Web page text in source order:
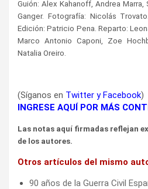
Guión: Alex Kahanoff, Andrea
Ganger. Fotografía: Nicolás
Edición: Patricio Pena. Reparto:
Marco Antonio Caponi, Zoe
Natalia Oreiro.
(Síganos en Twitter yFacebook)
INGRESE AQUÍ POR MÁS
Las notas aquí firmadas reflejan
de los autores.
Otros artículos del mismo
90 años de la Guerra Civil